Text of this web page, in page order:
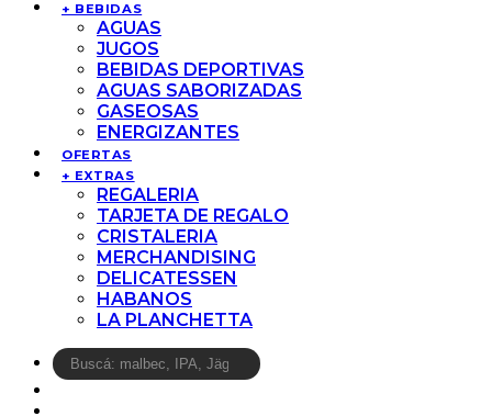
+ BEBIDAS
AGUAS
JUGOS
BEBIDAS DEPORTIVAS
AGUAS SABORIZADAS
GASEOSAS
ENERGIZANTES
OFERTAS
+ EXTRAS
REGALERIA
TARJETA DE REGALO
CRISTALERIA
MERCHANDISING
DELICATESSEN
HABANOS
LA PLANCHETTA